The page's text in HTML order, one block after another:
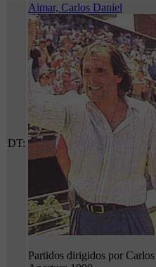
DT:
Aimar, Carlos Daniel
Partidos dirigidos por